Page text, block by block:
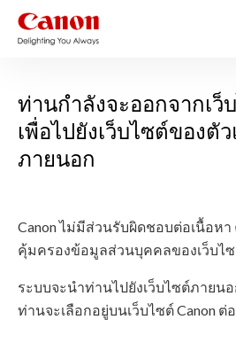
ท่านกำลังจะออกจากเว็
เพื่อไปยังเว็บไซต์ของตั
ภายนอก
Canon ไม่มีส่วนรับผิดชอบต่อเนื้อห
คุ้มครองข้อมูลส่วนบุคคลของเว็บไ
ระบบจะนำท่านไปยังเว็บไซต์ภายน
ท่านจะเลือกอยู่บนเว็บไซต์ Canon ต่อ